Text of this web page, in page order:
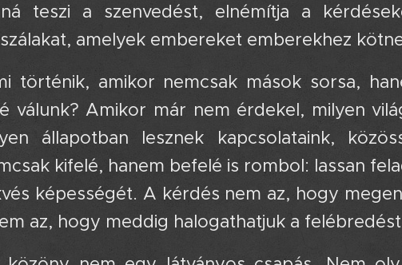
teszi a szenvedést, elnémítja a
amelyek embereket emberekhez
történik, amikor nemcsak mások sorsa,
válunk? Amikor már nem érdekel, milyen
állapotban lesznek kapcsolataink,
kifelé, hanem befelé is rombol: lassan
képességét. A kérdés nem az, hogy
az, hogy meddig halogathatjuk a